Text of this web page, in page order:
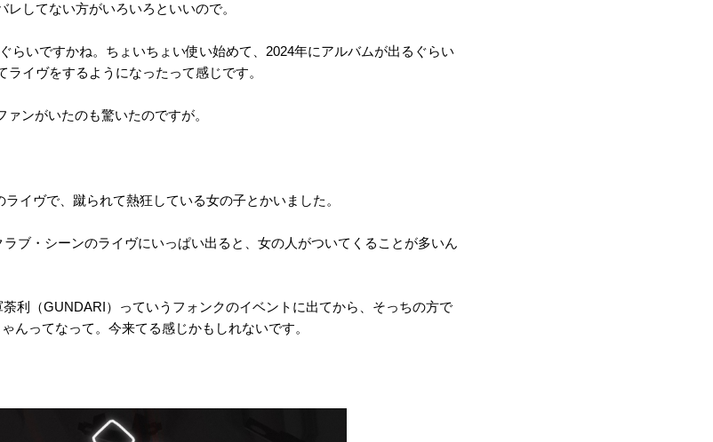
してない方がいろいろといいので。
いですかね。ちょいちょい使い始めて、2024年にアルバムが出るぐらい
イヴをするようになったって感じです。
ンがいたのも驚いたのですが。
イヴで、蹴られて熱狂している女の子とかいました。
・シーンのライヴにいっぱい出ると、女の人がついてくることが多いん
利（GUNDARI）っていうフォンクのイベントに出てから、そっちの方で
んってなって。今来てる感じかもしれないです。